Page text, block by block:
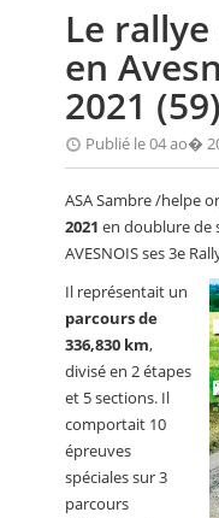
ANNUAIRES
PETITES ANNONCES
Le
en
2021 (59)
Publié le 04 ao�
ASA Sambre /helpe
2021 en doublure de
AVESNOIS ses 3e
Il représentait un
parcours de
336,830 km,
divisé en 2 étapes
et 5 sections. Il
comportait 10
épreuves
spéciales sur 3
parcours